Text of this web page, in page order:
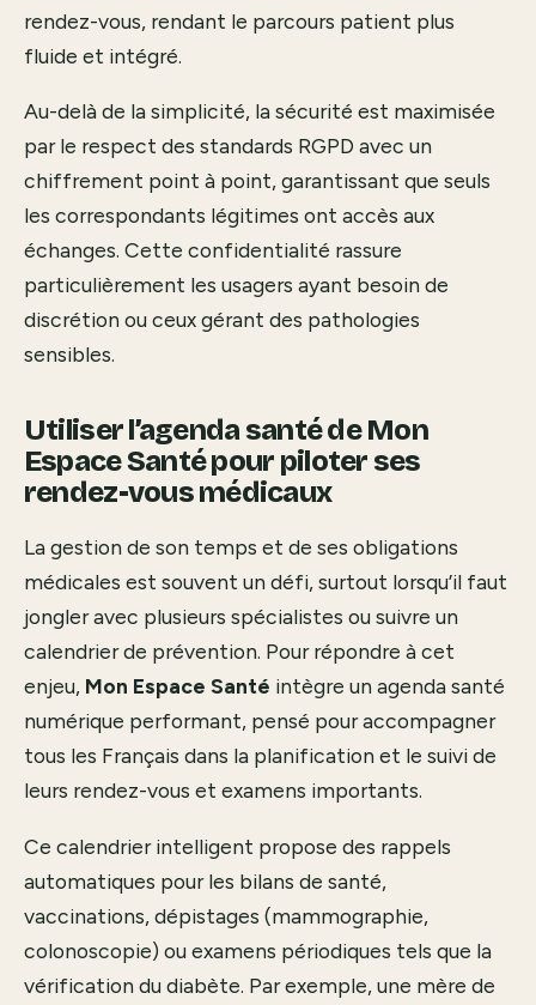
rendez-vous, rendant le parcours patient plus
fluide et intégré.
Au-delà de la simplicité, la sécurité est maximisée
par le respect des standards RGPD avec un
chiffrement point à point, garantissant que seuls
les correspondants légitimes ont accès aux
échanges. Cette confidentialité rassure
particulièrement les usagers ayant besoin de
discrétion ou ceux gérant des pathologies
sensibles.
Utiliser l’agenda santé de Mon
Espace Santé pour piloter ses
rendez-vous médicaux
La gestion de son temps et de ses obligations
médicales est souvent un défi, surtout lorsqu’il faut
jongler avec plusieurs spécialistes ou suivre un
calendrier de prévention. Pour répondre à cet
enjeu, Mon Espace Santé intègre un agenda santé
numérique performant, pensé pour accompagner
tous les Français dans la planification et le suivi de
leurs rendez-vous et examens importants.
Ce calendrier intelligent propose des rappels
automatiques pour les bilans de santé,
vaccinations, dépistages (mammographie,
colonoscopie) ou examens périodiques tels que la
vérification du diabète. Par exemple, une mère de